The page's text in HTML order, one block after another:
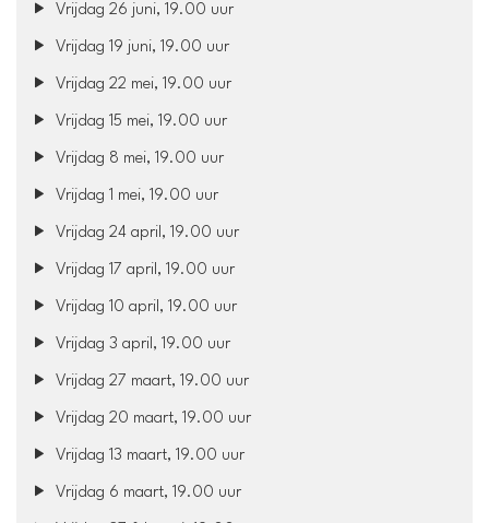
Vrijdag 26 juni, 19.00 uur
Vrijdag 19 juni, 19.00 uur
Vrijdag 22 mei, 19.00 uur
Vrijdag 15 mei, 19.00 uur
Vrijdag 8 mei, 19.00 uur
Vrijdag 1 mei, 19.00 uur
Vrijdag 24 april, 19.00 uur
Vrijdag 17 april, 19.00 uur
Vrijdag 10 april, 19.00 uur
Vrijdag 3 april, 19.00 uur
Vrijdag 27 maart, 19.00 uur
Vrijdag 20 maart, 19.00 uur
Vrijdag 13 maart, 19.00 uur
Vrijdag 6 maart, 19.00 uur